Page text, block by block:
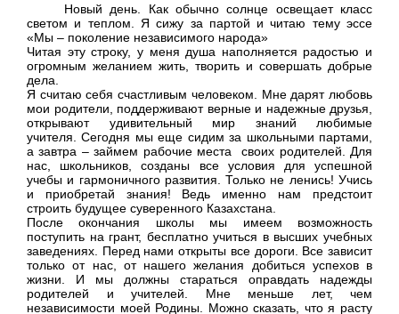
Новый день. Как обычно солнце освещает класс
светом и теплом. Я сижу за партой и читаю тему эссе
«Мы – поколение независимого народа»
Читая эту строку, у меня душа наполняется радостью и
огромным желанием жить, творить и совершать добрые
дела.
Я считаю себя счастливым человеком. Мне дарят любовь
мои родители, поддерживают верные и надежные друзья,
открывают удивительный мир знаний любимые
учителя. Сегодня мы еще сидим за школьными партами,
а завтра – займем рабочие места своих родителей. Для
нас, школьников, созданы все условия для успешной
учебы и гармоничного развития. Только не ленись! Учись
и приобретай знания! Ведь именно нам предстоит
строить будущее суверенного Казахстана.
После окончания школы мы имеем возможность
поступить на грант, бесплатно учиться в высших учебных
заведениях. Перед нами открыты все дороги. Все зависит
только от нас, от нашего желания добиться успехов в
жизни. И мы должны стараться оправдать надежды
родителей и учителей. Мне меньше лет, чем
независимости моей Родины. Можно сказать, что я расту